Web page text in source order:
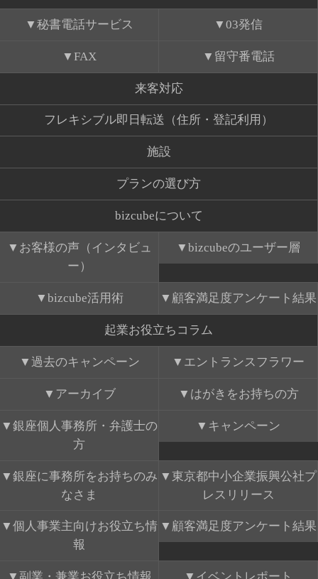
秘書電話サービス 03発信
FAX 留守番電話
来客対応
フレキシブル即日転送（住所・登記利用）
施設
プランの選び方
bizcubeについて
お客様の声（インタビュ
ー）
bizcubeのユーザー層
bizcube活用術 顧客満足度アンケート結果
起業お役立ちコラム
過去のキャンペーン エントランスフラワー
アーカイブ はがきをお持ちの方
銀座個人事務所・弁護士の
方
キャンペーン
銀座に事務所をお持ちのみ
なさま
東京都中小企業振興公社プ
レスリリース
個人事業主向けお役立ち情
報
顧客満足度アンケート結果